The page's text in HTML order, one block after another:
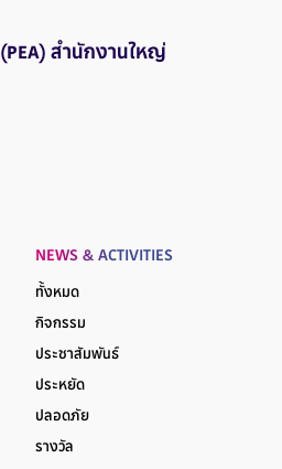
(PEA) สำนักงานใหญ่
NEWS & ACTIVITIES
ทั้งหมด
กิจกรรม
ประชาสัมพันธ์
ประหยัด
ปลอดภัย
รางวัล